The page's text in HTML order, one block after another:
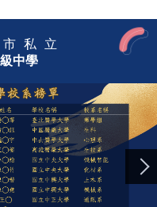
私立
中學